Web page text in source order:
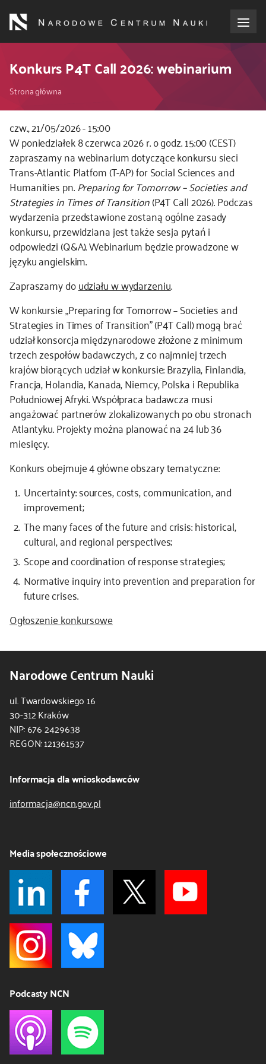
treści
dla wnioskodawców
dla realizujących projekty
dla ekspertów
efekty NCN
współpraca międzynarodowa
nagroda NCN
kontakt
Konkurs P4T Call 2026: webinarium
Ścieżka
nawigacyjna
Strona główna
czw., 21/05/2026 - 15:00
Kod
CSS
i
JS
W poniedziałek 8 czerwca 2026 r. o godz. 15:00 (CEST)
zapraszamy na webinarium dotyczące konkursu sieci
Trans-Atlantic Platfom (T-AP) for Social Sciences and
Humanities pn.Preparing for Tomorrow – Societies and
Strategies in Times of Transition(P4T Call 2026). Podczas
wydarzenia przedstawione zostaną ogólne zasady
konkursu, przewidziana jest także sesja pytań i
odpowiedzi (Q&A). Webinarium będzie prowadzone w
języku angielskim.
Zapraszamy doudziału w wydarzeniu.
W konkursie „Preparing for Tomorrow – Societies and
Strategies in Times of Transition” (P4T Call) mogą brać
udział konsorcja międzynarodowe złożone z minimum
trzech zespołów badawczych, z co najmniej trzech
krajów biorących udział w konkursie: Brazylia, Finlandia,
Francja, Holandia, Kanada, Niemcy, Polska i Republika
Południowej Afryki. Współpraca badawcza musi
angażować partnerów zlokalizowanych po obu stronach
Atlantyku. Projekty można planować na 24 lub 36
miesięcy.
Konkurs obejmuje 4 główne obszary tematyczne:
Uncertainty: sources, costs, communication, and
improvement;
The many faces of the future and crisis: historical,
cultural, and regional perspectives;
Scope and coordination of response strategies;
Normative inquiry into prevention and preparation for
future crises.
Ogłoszenie konkursowe
Narodowe Centrum Nauki
ul. Twardowskiego 16
30-312 Kraków
NIP: 676 2429638
REGON: 121361537
Informacja dla wnioskodawców
informacja@ncn.gov.pl
Media społecznościowe
Podcasty NCN